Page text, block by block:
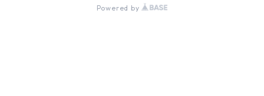
Powered by